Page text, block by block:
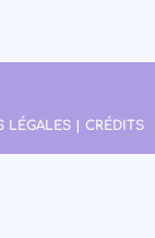
LÉGALES | CRÉDITS